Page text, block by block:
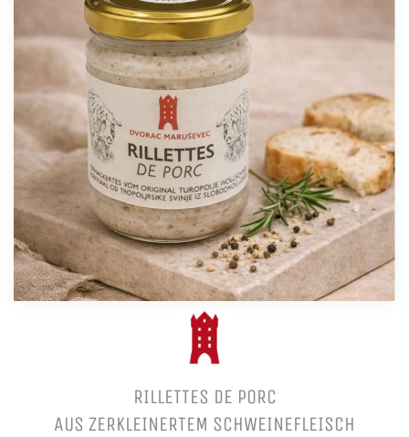
RILLETTES DE PORC
AUS ZERKLEINERTEM SCHWEINEFLEISCH